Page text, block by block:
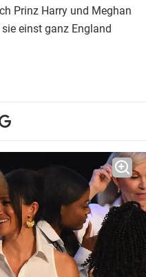
Prinz Harry und Meghan
einst ganz England